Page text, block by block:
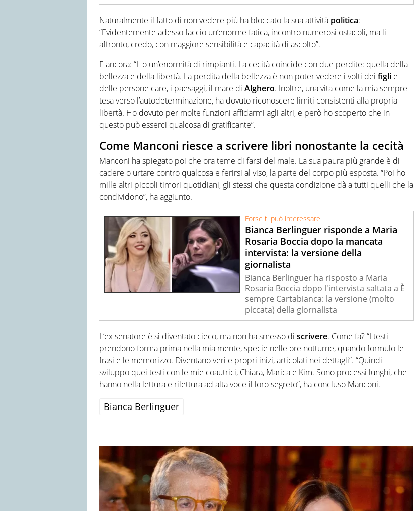
Naturalmente il fatto di non vedere più ha bloccato la sua attività politica:
“Evidentemente adesso faccio un’enorme fatica, incontro numerosi ostacoli, ma li
affronto, credo, con maggiore sensibilità e capacità di ascolto”.
E ancora: “Ho un’enormità di rimpianti. La cecità coincide con due perdite: quella della
bellezza e della libertà. La perdita della bellezza è non poter vedere i volti dei figli e
delle persone care, i paesaggi, il mare di Alghero. Inoltre, una vita come la mia sempre
tesa verso l’autodeterminazione, ha dovuto riconoscere limiti consistenti alla propria
libertà. Ho dovuto per molte funzioni affidarmi agli altri, e però ho scoperto che in
questo può esserci qualcosa di gratificante”.
Come Manconi riesce a scrivere libri nonostante la cecità
Manconi ha spiegato poi che ora teme di farsi del male. La sua paura più grande è di
cadere o urtare contro qualcosa e ferirsi al viso, la parte del corpo più esposta. “Poi ho
mille altri piccoli timori quotidiani, gli stessi che questa condizione dà a tutti quelli che la
condividono”, ha aggiunto.
Forse ti può interessare
Bianca Berlinguer risponde a Maria
Rosaria Boccia dopo la mancata
intervista: la versione della
giornalista
Bianca Berlinguer ha risposto a Maria
Rosaria Boccia dopo l'intervista saltata a È
sempre Cartabianca: la versione (molto
piccata) della giornalista
L’ex senatore è sì diventato cieco, ma non ha smesso di scrivere. Come fa? “I testi
prendono forma prima nella mia mente, specie nelle ore notturne, quando formulo le
frasi e le memorizzo. Diventano veri e propri inizi, articolati nei dettagli”. “Quindi
sviluppo quei testi con le mie coautrici, Chiara, Marica e Kim. Sono processi lunghi, che
hanno nella lettura e rilettura ad alta voce il loro segreto”, ha concluso Manconi.
Bianca Berlinguer